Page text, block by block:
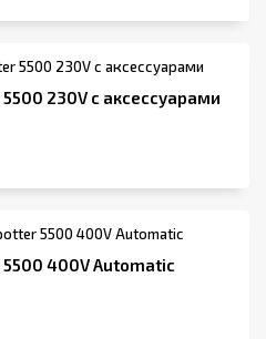
230V с аксессуарами
400V Automatic